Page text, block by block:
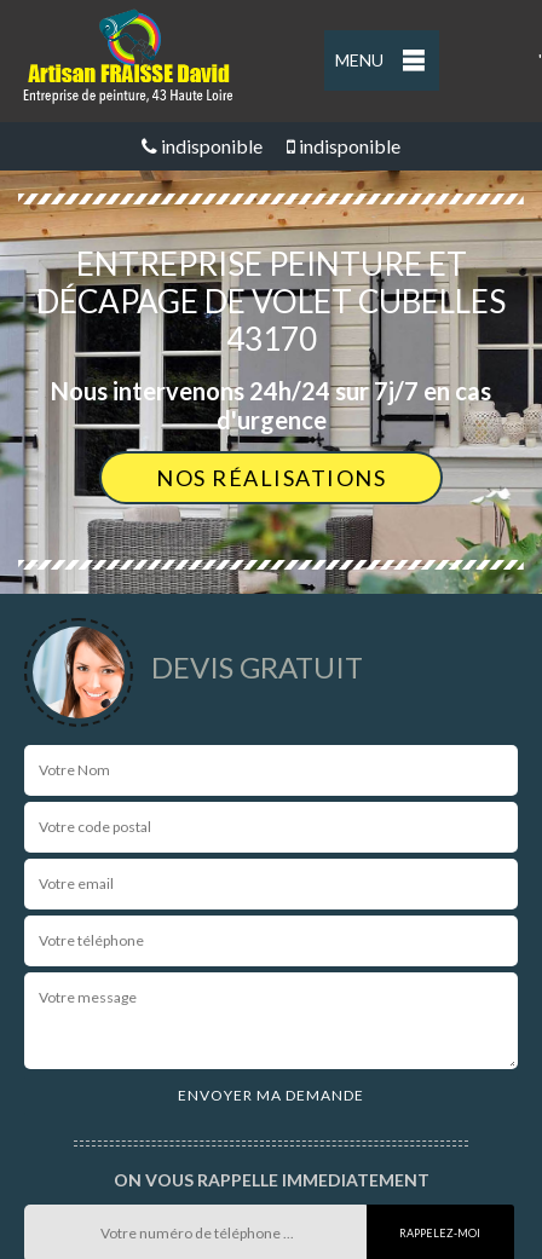
MENU '
indisponible indisponible
ENTREPRISE PEINTURE ET
DÉCAPAGE DE VOLET CUBELLES
43170
Nous intervenons 24h/24 sur 7j/7 en cas
d'urgence
NOS RÉALISATIONS
DEVIS GRATUIT
ON VOUS RAPPELLE IMMEDIATEMENT